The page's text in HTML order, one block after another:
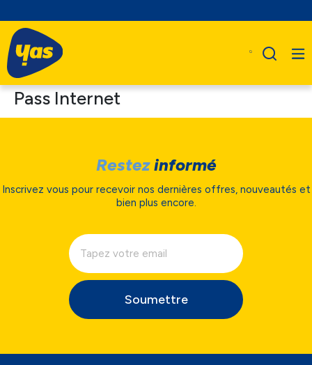
Pass Internet
Restezinformé
Inscrivez vous pour recevoir nos dernières offres, nouveautés et
bien plus encore.
Soumettre